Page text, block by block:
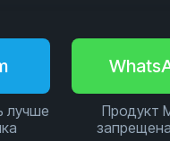
Продукт
лучше